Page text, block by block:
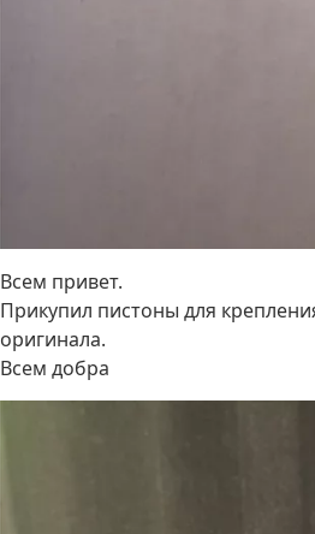
Всем привет.
Прикупил пистоны для
оригинала.
Всем добра